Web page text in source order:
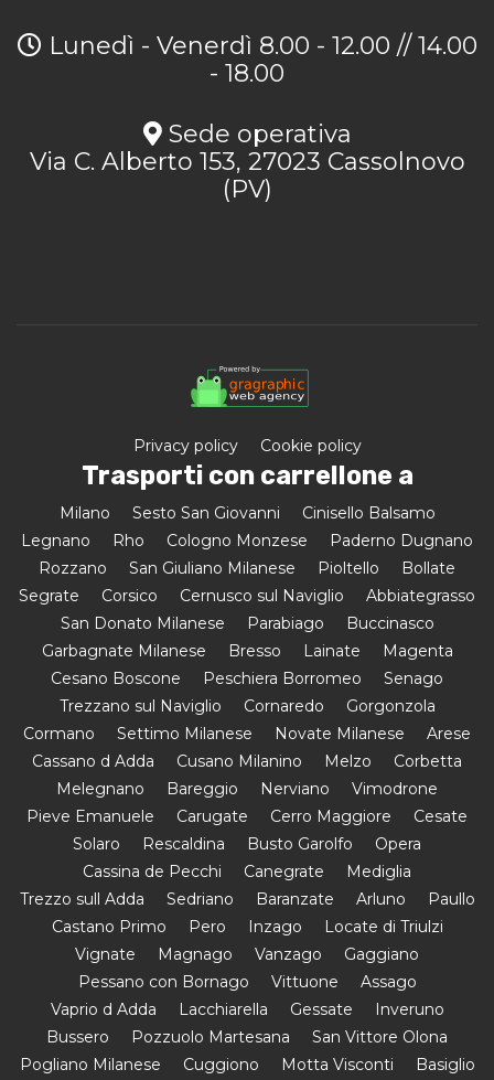
Lunedì - Venerdì 8.00 - 12.00 // 14.00
- 18.00
Sede operativa
Via C. Alberto 153, 27023 Cassolnovo
(PV)
Privacy policy Cookie policy
Trasporti con carrellone a
Milano Sesto San Giovanni
Cinisello Balsamo
Legnano
Rho Cologno Monzese
Paderno Dugnano
Rozzano
San Giuliano Milanese Pioltello
Bollate
Segrate
Corsico Cernusco sul Naviglio
Abbiategrasso
San Donato Milanese
Parabiago
Buccinasco
Garbagnate Milanese
Bresso Lainate
Magenta
Cesano Boscone
Peschiera Borromeo
Senago
Trezzano sul Naviglio
Cornaredo
Gorgonzola
Cormano
Settimo Milanese Novate Milanese
Arese
Cassano d Adda
Cusano Milanino Melzo
Corbetta
Melegnano
Bareggio Nerviano
Vimodrone
Pieve Emanuele
Carugate Cerro Maggiore
Cesate
Solaro
Rescaldina Busto Garolfo
Opera
Cassina de Pecchi
Canegrate
Mediglia
Trezzo sull Adda
Sedriano Baranzate Arluno
Paullo
Castano Primo
Pero Inzago
Locate di Triulzi
Vignate
Magnago Vanzago
Gaggiano
Pessano con Bornago
Vittuone
Assago
Vaprio d Adda
Lacchiarella Gessate
Inveruno
Bussero
Pozzuolo Martesana
San Vittore Olona
Pogliano Milanese
Cuggiono Motta Visconti
Basiglio